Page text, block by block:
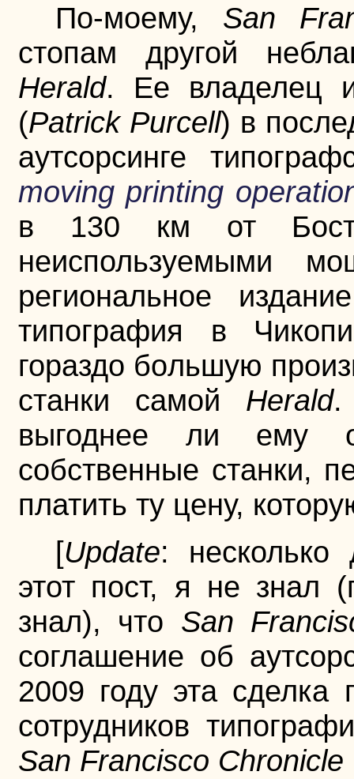
По-моему, San
стопам другой
Herald. Ее владелец
(Patrick Purcell) в
аутсорсинге
moving printing
в 130 км от
неиспользуемыми
региональное
типография в
гораздо бoльшую
станки самой Herald.
выгоднее ли ему
собственные станки,
платить ту цену,
[Update: несколько
этот пост, я не знал
знал), что San
соглашение об
2009 году эта сделка
сотрудников
San Francisco Chronicle